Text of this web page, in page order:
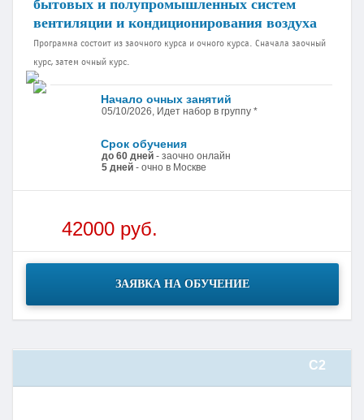
бытовых и полупромышленных систем
вентиляции и кондиционирования воздуха
Программа состоит из заочного курса и очного курса. Сначала заочный
курс, затем очный курс.
Начало очных занятий
05/10/2026, Идет набор в группу *
Срок обучения
до 60 дней - заочно онлайн
5 дней - очно в Москве
42000 руб.
ЗАЯВКА НА ОБУЧЕНИЕ
С2